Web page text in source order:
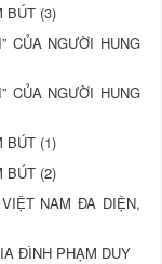
BÚT (3)
CỦA NGƯỜI HUNG
CỦA NGƯỜI HUNG
BÚT (1)
BÚT (2)
NAM ĐA DIỆN,
ĐÌNH PHẠM DUY